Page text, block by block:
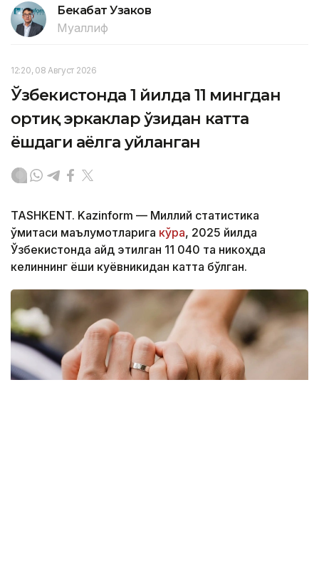
Бекабат Узаков
Муаллиф
12:20, 08 Август 2026
Ўзбекистонда 1 йилда 11 мингдан
ортиқ эркаклар ўзидан катта
ёшдаги аёлга уйланган
TASHKENT. Kazinform — Миллий статистика
қўмитаси маълумотларига кўра, 2025 йилда
Ўзбекистонда қайд этилган 11 040 та никоҳда
келиннинг ёши куёвникидан катта бўлган.